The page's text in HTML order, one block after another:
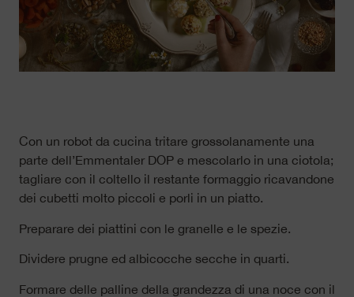
Con un robot da cucina tritare grossolanamente una
parte dell’Emmentaler DOP e mescolarlo in una ciotola;
tagliare con il coltello il restante formaggio ricavandone
dei cubetti molto piccoli e porli in un piatto.
Preparare dei piattini con le granelle e le spezie.
Dividere prugne ed albicocche secche in quarti.
Formare delle palline della grandezza di una noce con il